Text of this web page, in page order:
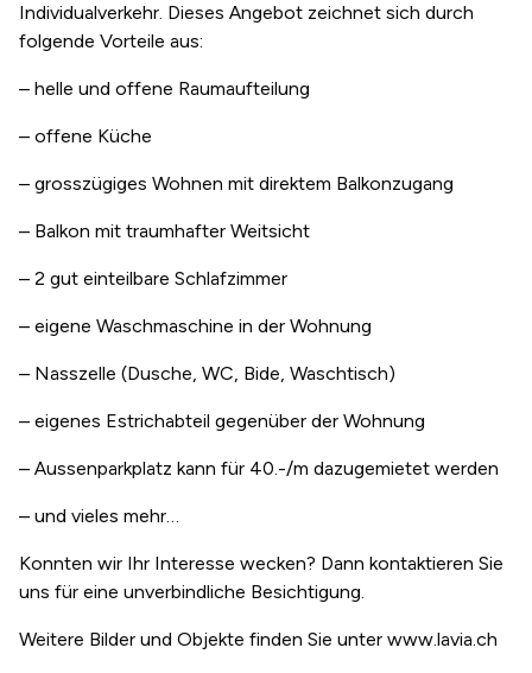
Individualverkehr. Dieses Angebot zeichnet sich durch
folgende Vorteile aus:
– helle und offene Raumaufteilung
– offene Küche
– grosszügiges Wohnen mit direktem Balkonzugang
– Balkon mit traumhafter Weitsicht
– 2 gut einteilbare Schlafzimmer
– eigene Waschmaschine in der Wohnung
– Nasszelle (Dusche, WC, Bide, Waschtisch)
– eigenes Estrichabteil gegenüber der Wohnung
– Aussenparkplatz kann für 40.-/m dazugemietet werden
– und vieles mehr…
Konnten wir Ihr Interesse wecken? Dann kontaktieren Sie
uns für eine unverbindliche Besichtigung.
Weitere Bilder und Objekte finden Sie unter www.lavia.ch